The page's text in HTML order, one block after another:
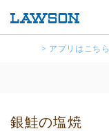
> アプリはこちら
銀鮭の塩焼